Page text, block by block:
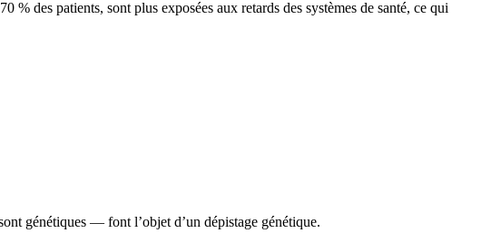
des patients, sont plus exposées aux retards des systèmes de santé, ce qui
génétiques — font l’objet d’un dépistage génétique.